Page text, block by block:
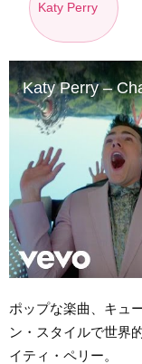
Katy Perry
Katy Perry –
ポップな楽曲、キュ
ン・スタイルで世界
イティ・ペリー。